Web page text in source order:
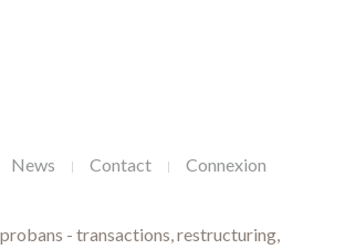
News Contact Connexion
- transactions, restructuring,